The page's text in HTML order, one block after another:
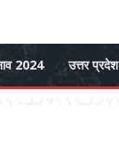
2024 उत्तर प्रदेश